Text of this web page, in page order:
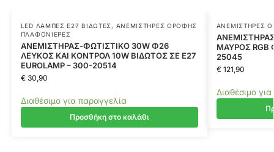
LED ΛΆΜΠΕΣ E27 ΒΙΔΩΤΈΣ , ΑΝΕΜΙΣΤΉΡΕΣ ΟΡΟΦΉΣ
ΠΛΑΦΟΝΊΕΡΕΣ
ΑΝΕΜΙΣΤΗΡΑΣ-ΦΩΤΙΣΤΙΚΟ 30W Φ26
ΛΕΥΚΟΣ ΚΑΙ ΚΟΝΤΡΟΛ 10W ΒΙΔΩΤΟΣ ΣΕ Ε27
EUROLAMP – 300-20514
€30,90
Διαθέσιμο για παραγγελία
Προσθήκη στο καλάθι
ΑΝΕΜΙΣΤΉΡΕΣ
ΜΑΥΡΟΣ RGB
25045
€121,90
Διαθέσιμο